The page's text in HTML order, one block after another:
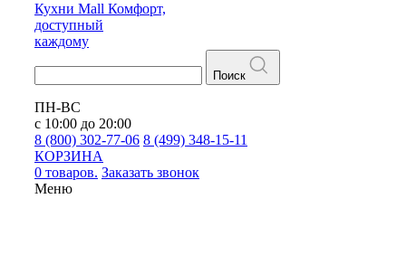
Кухни Mall Комфорт,
доступный
каждому
Поиск
ПН-ВС
с 10:00 до 20:00
8 (800) 302-77-06 8 (499) 348-15-11
КОРЗИНА
0 товаров. Заказать звонок
Меню